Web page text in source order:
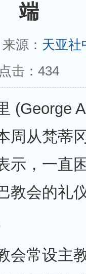
端
源： 天亚社
点击： 434
(George
周从梵蒂
示，一直
教会的礼
会常设主